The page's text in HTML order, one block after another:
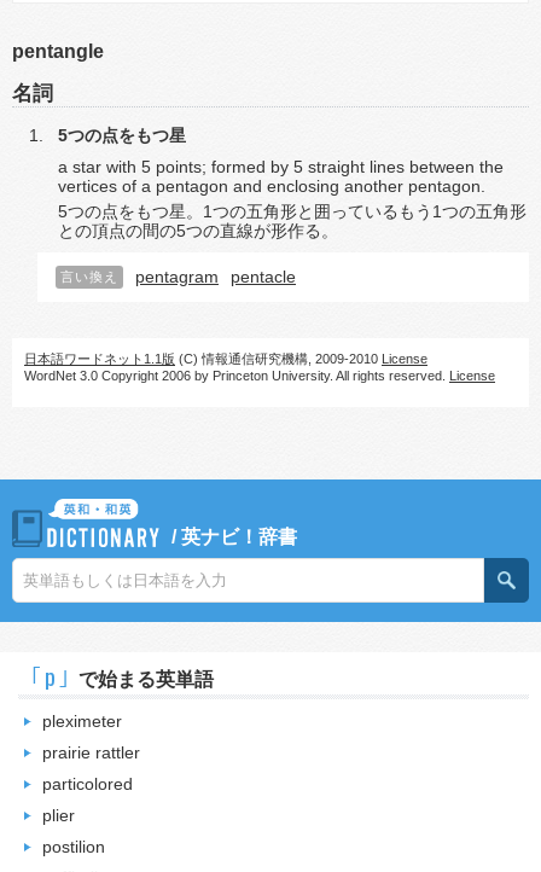
pentangle
名詞
5つの点をもつ星
a star with 5 points; formed by 5 straight lines between the
vertices of a pentagon and enclosing another pentagon.
5つの点をもつ星。1つの五角形と囲っているもう1つの五角形
との頂点の間の5つの直線が形作る。
言い換え pentagram pentacle
日本語ワードネット1.1版 (C) 情報通信研究機構, 2009-2010 License
WordNet 3.0 Copyright 2006 by Princeton University. All rights reserved. License
/英ナビ！辞書
｢p｣ で始まる英単語
pleximeter
prairie rattler
particolored
plier
postilion